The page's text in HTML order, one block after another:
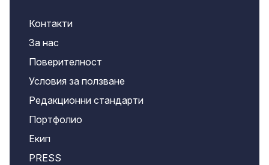
Контакти
За нас
Поверителност
Условия за ползване
Редакционни стандарти
Портфолио
Екип
PRESS